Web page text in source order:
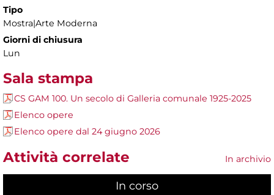
Tipo
Mostra|Arte Moderna
Giorni di chiusura
Lun
Sala stampa
CS GAM 100. Un secolo di Galleria comunale 1925-2025
Elenco opere
Elenco opere dal 24 giugno 2026
Attività correlate In archivio
In corso